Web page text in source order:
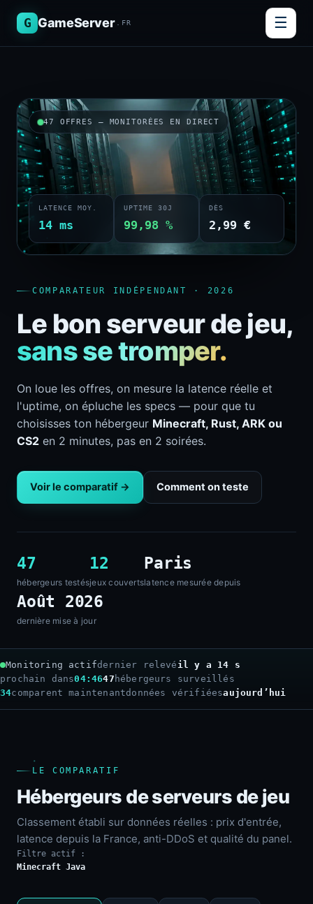
G GameServer .FR ☰
COMPARATEUR INDÉPENDANT · 2026
Le bon serveur de jeu,
sans se tromper.
On loue les offres, on mesure la latence réelle et
l'uptime, on épluche les specs — pour que tu
choisisses ton hébergeur Minecraft, Rust, ARK ou
CS2 en 2 minutes, pas en 2 soirées.
Voir le comparatif → Comment on teste
47
hébergeurs testés
12
jeux couverts
Paris
latence mesurée depuis
Août 2026
dernière mise à jour
47 OFFRES — MONITORÉES EN DIRECT
LATENCE MOY.
14 ms
UPTIME 30J
99,98 %
DÈS
2,99 €
Monitoring actifdernier relevé il y a 16 s
prochain dans04:4447 hébergeurs surveillés
34comparent maintenantdonnées vérifiéesaujourd’hui
LE COMPARATIF
Hébergeurs de serveurs de jeu
Classement établi sur données réelles : prix d'entrée,
latence depuis la France, anti-DDoS et qualité du panel.
Filtre actif :
Minecraft Java